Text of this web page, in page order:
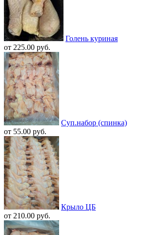
Голень куриная
от 225.00 руб.
Суп.набор (спинка)
от 55.00 руб.
Крыло ЦБ
от 210.00 руб.